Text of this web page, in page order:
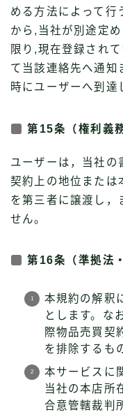
める方法によって行
から,当社が別途定
限り,現在登録され
て当該連絡先へ通知
時にユーザーへ到達
第15条（権利義
ユーザーは，当社の
契約上の地位または
を第三者に譲渡し，
せん。
第16条（準拠法
本規約の解釈
とします。な
際物品売買契
を排除するも
本サービスに
当社の本店所
合意管轄裁判